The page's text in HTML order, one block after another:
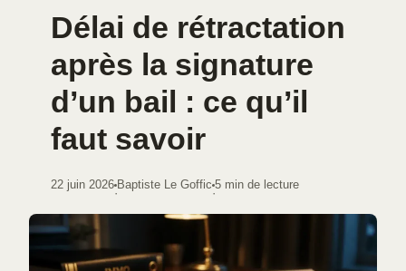
Délai de rétractation
après la signature
d’un bail : ce qu’il
faut savoir
22 juin 2026
·
Baptiste Le Goffic
·
5 min de lecture